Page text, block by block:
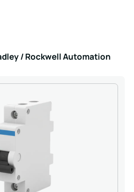
/ Rockwell Automation